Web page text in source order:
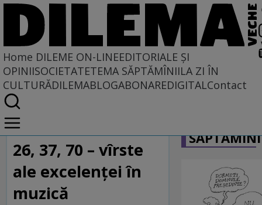
Home DILEME ON-LINEEDITORIALE ȘI
OPINIISOCIETATETEMA SĂPTĂMÎNIILA ZI ÎN
CULTURĂDILEMABLOGABONAREDIGITALContact
Home
Dileme on-line
26, 37, 70 – vîrste
ale excelenței în
muzică